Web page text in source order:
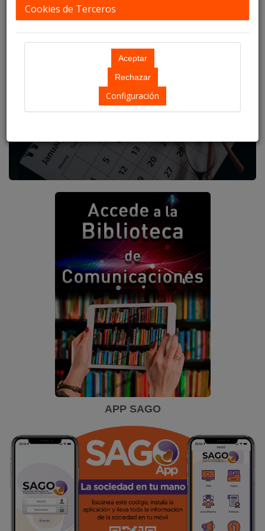
Cookies de Terceros
Configuración
APP SAGO